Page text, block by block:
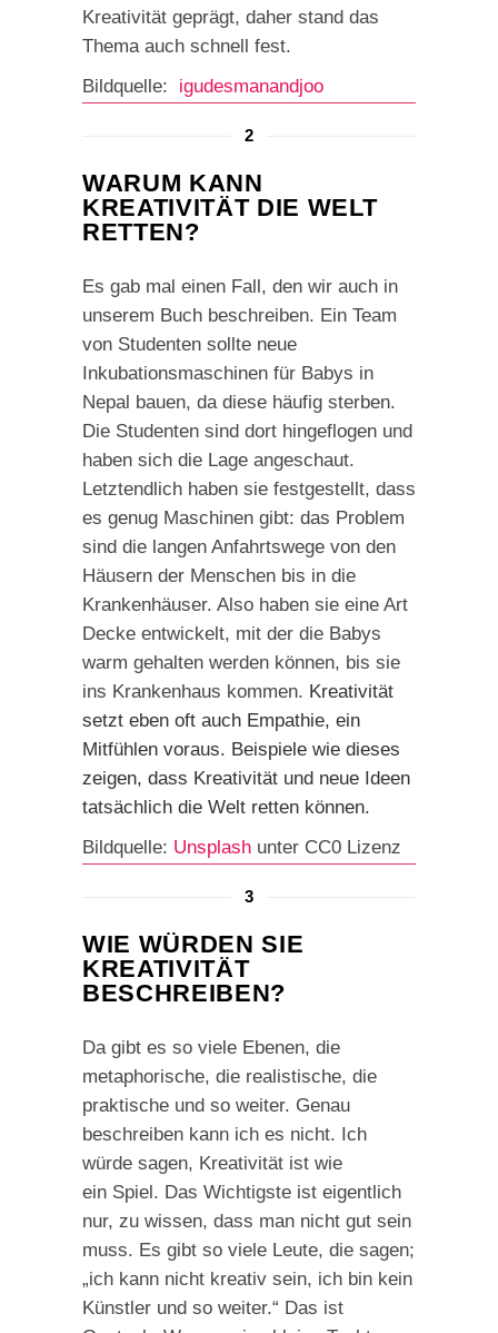
Kreativität geprägt, daher stand das
Thema auch schnell fest.
Bildquelle: igudesmanandjoo
2
WARUM KANN
KREATIVITÄT DIE WELT
RETTEN?
Es gab mal einen Fall, den wir auch in
unserem Buch beschreiben. Ein Team
von Studenten sollte neue
Inkubationsmaschinen für Babys in
Nepal bauen, da diese häufig sterben.
Die Studenten sind dort hingeflogen und
haben sich die Lage angeschaut.
Letztendlich haben sie festgestellt, dass
es genug Maschinen gibt: das Problem
sind die langen Anfahrtswege von den
Häusern der Menschen bis in die
Krankenhäuser. Also haben sie eine Art
Decke entwickelt, mit der die Babys
warm gehalten werden können, bis sie
ins Krankenhaus kommen. Kreativität
setzt eben oft auch Empathie, ein
Mitfühlen voraus. Beispiele wie dieses
zeigen, dass Kreativität und neue Ideen
tatsächlich die Welt retten können.
Bildquelle: Unsplash unter CC0 Lizenz
3
WIE WÜRDEN SIE
KREATIVITÄT
BESCHREIBEN?
Da gibt es so viele Ebenen, die
metaphorische, die realistische, die
praktische und so weiter. Genau
beschreiben kann ich es nicht. Ich
würde sagen, Kreativität ist wie
ein Spiel. Das Wichtigste ist eigentlich
nur, zu wissen, dass man nicht gut sein
muss. Es gibt so viele Leute, die sagen;
„ich kann nicht kreativ sein, ich bin kein
Künstler und so weiter.“ Das ist